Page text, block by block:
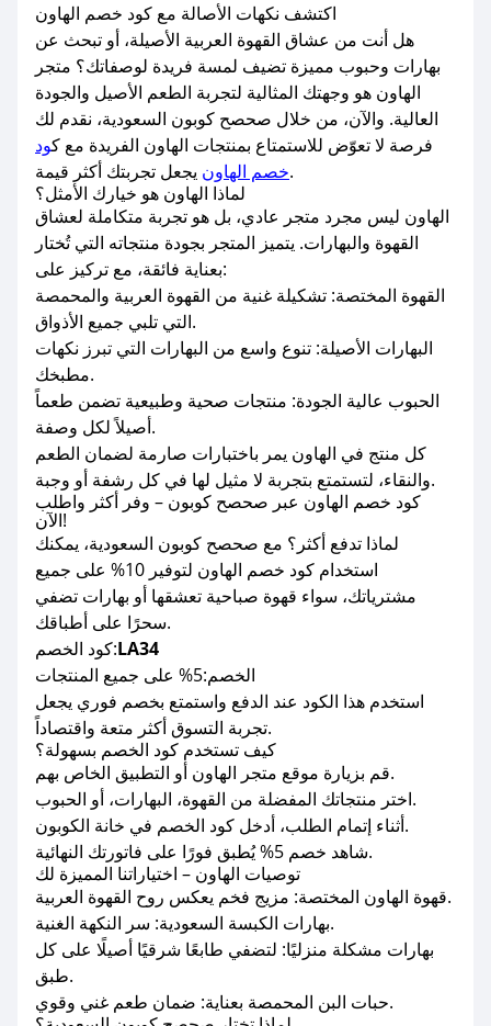
اكتشف نكهات الأصالة مع كود خصم الهاون
هل أنت من عشاق القهوة العربية الأصيلة، أو تبحث عن
بهارات وحبوب مميزة تضيف لمسة فريدة لوصفاتك؟ متجر
الهاون هو وجهتك المثالية لتجربة الطعم الأصيل والجودة
العالية. والآن، من خلال صحصح كوبون السعودية، نقدم لك
فرصة لا تعوّض للاستمتاع بمنتجات الهاون الفريدة مع كود
خصم الهاونيجعل تجربتك أكثر قيمة.
لماذا الهاون هو خيارك الأمثل؟
الهاون ليس مجرد متجر عادي، بل هو تجربة متكاملة لعشاق
القهوة والبهارات. يتميز المتجر بجودة منتجاته التي تُختار
بعناية فائقة، مع تركيز على:
القهوة المختصة: تشكيلة غنية من القهوة العربية والمحمصة
التي تلبي جميع الأذواق.
البهارات الأصيلة: تنوع واسع من البهارات التي تبرز نكهات
مطبخك.
الحبوب عالية الجودة: منتجات صحية وطبيعية تضمن طعماً
أصيلاً لكل وصفة.
كل منتج في الهاون يمر باختبارات صارمة لضمان الطعم
والنقاء، لتستمتع بتجربة لا مثيل لها في كل رشفة أو وجبة.
كود خصم الهاون عبر صحصح كوبون – وفر أكثر واطلب
الآن!
لماذا تدفع أكثر؟ مع صحصح كوبون السعودية، يمكنك
استخدام كود خصم الهاون لتوفير 10% على جميع
مشترياتك، سواء قهوة صباحية تعشقها أو بهارات تضفي
سحرًا على أطباقك.
كود الخصم:LA34
الخصم:5% على جميع المنتجات
استخدم هذا الكود عند الدفع واستمتع بخصم فوري يجعل
تجربة التسوق أكثر متعة واقتصاداً.
كيف تستخدم كود الخصم بسهولة؟
قم بزيارة موقع متجر الهاون أو التطبيق الخاص بهم.
اختر منتجاتك المفضلة من القهوة، البهارات، أو الحبوب.
أثناء إتمام الطلب، أدخل كود الخصم في خانة الكوبون.
شاهد خصم 5% يُطبق فورًا على فاتورتك النهائية.
توصيات الهاون – اختياراتنا المميزة لك
قهوة الهاون المختصة: مزيج فخم يعكس روح القهوة العربية.
بهارات الكبسة السعودية: سر النكهة الغنية.
بهارات مشكلة منزليًا: لتضفي طابعًا شرقيًا أصيلًا على كل
طبق.
حبات البن المحمصة بعناية: ضمان طعم غني وقوي.